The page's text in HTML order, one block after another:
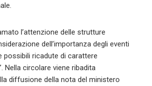
l’attenzione delle strutture
dell’importanza degli eventi
possibili ricadute di carattere
Nella circolare viene ribadita
diffusione della nota del ministero